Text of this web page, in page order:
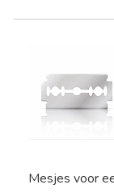
Mesjes voor